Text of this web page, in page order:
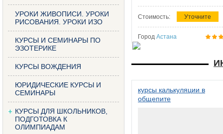
УРОКИ ЖИВОПИСИ. УРОКИ
РИСОВАНИЯ. УРОКИ ИЗО
КУРСЫ И СЕМИНАРЫ ПО
ЭЗОТЕРИКЕ
КУРСЫ ВОЖДЕНИЯ
ЮРИДИЧЕСКИЕ КУРСЫ И
СЕМИНАРЫ
КУРСЫ ДЛЯ ШКОЛЬНИКОВ,
ПОДГОТОВКА К
ОЛИМПИАДАМ
Стоимость: Уточните
Город Астана
курсы калькуляции в
общепите